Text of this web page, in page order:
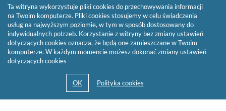
Ta witryna wykorzystuje pliki cookies do przechowywania informacji
na Twoim komputerze. Pliki cookies stosujemy w celu świadczenia
usług na najwyższym poziomie, w tym w sposób dostosowany do
indywidualnych potrzeb. Korzystanie z witryny bez zmiany ustawień
dotyczących cookies oznacza, że będą one zamieszczane w Twoim
komputerze. W każdym momencie możesz dokonać zmiany ustawień
dotyczących cookies